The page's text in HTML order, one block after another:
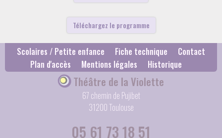
Téléchargez le programme
Scolaires / Petite enfance Fiche technique
Contact
Plan d'accès
Mentions légales Historique
Théâtre de la Violette
67 chemin de Pujibet
31200 Toulouse
05 61 73 18 51